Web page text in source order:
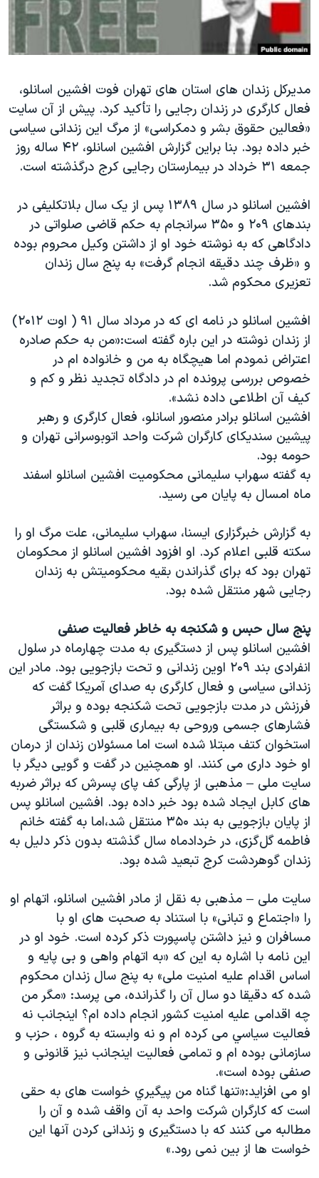
فرهنگ و زندگی
حقوق شهروندی
علم و فناوری
اسرائیل در جنگ
گالری عکس
آرشیو پخش زنده
مستندها
انتخابات ریاست جمهوری آمریکا ۲۰۲۴
رمز مهسا
ورزش زنان در ایران
اعتراضات زن، زندگی، آزادی
مجموعه مستندهای دادخواهی
دادگاه حمید نوری
چهل سال گروگان‌گیری
قانون شفافیت دارائی کادر رهبری ایران
اسرائیل در جنگ
نرگس محمدی برنده جایزه نوبل صلح
همایش محافظه‌کاران آمریکا «سی‌پک»
صفحه‌های ویژه
سفر پرزیدنت ترامپ به چین
دنبال کنید
زبانهای مختلف
مدیرکل زندان های استان های تهران فوت افشین اسانلو،
فعال کارگری در زندان رجایی را تأکید کرد. پیش از آن سایت
«فعالین حقوق بشر و دمکراسی» از مرگ این زندانی سیاسی
خبر داده بود. بنا براین گزارش افشین اسانلو، ۴۲ ساله روز
جمعه ۳۱ خرداد در بیمارستان رجایی کرج درگذشته است.
افشین اسانلو در سال ۱۳۸۹ پس از یک سال بلاتکلیفی در
بندهای ۲۰۹ و ۳۵۰ سرانجام به حکم قاضی صلواتی در
دادگاهی که به نوشته خود او از داشتن وكيل محروم بوده
و «ظرف چند دقيقه انجام گرفت» به پنج سال زندان
تعزیری محکوم شد.
افشین اسانلو در نامه ای که در مرداد سال ۹۱ ( اوت ۲۰۱۲)
از زندان نوشته در این باره گفته است:«من به حكم صادره
اعتراض نمودم اما هيچگاه به من و خانواده ام در
خصوص بررسى پرونده ام در دادگاه تجديد نظر و كم و
كيف آن اطلاعى داده نشد».
افشین اسانلو برادر منصور اسانلو، فعال کارگری و رهبر
پیشین سندیکای کارگران شرکت واحد اتوبوسرانی تهران و
حومه بود.
به گفته سهراب سلیمانی محکومیت افشین اسانلو اسفند
ماه امسال به پایان می رسید.
به گزارش خبرگزاری ایسنا، سهراب سلیمانی، علت مرگ او را
سکته قلبی اعلام کرد. او افزود افشین اسانلو از محکومان
تهران بود که برای گذراندن بقیه محکومیتش به زندان
رجایی شهر منتقل شده بود.
پنج سال حبس و شکنجه به خاطر فعالیت صنفی
افشین اسانلو پس از دستگیری به مدت چهارماه در سلول
انفرادی بند ۲۰۹ اوین زندانی و تحت بازجویی بود. مادر این
زندانی سیاسی و فعال کارگری به صدای آمریکا گفت که
فرزنش در مدت بازجویی تحت شکنجه بوده و براثر
فشارهای جسمی وروحی به بیماری قلبی و شکستگی
استخوان کتف مبتلا شده است اما مسئولان زندان از درمان
او خود داری می کنند. او همچنین در گفت و گویی دیگر با
سایت ملی – مذهبی از پارگی کف پای پسرش که براثر ضربه
های کابل ایجاد شده بود خبر داده بود. افشین اسانلو پس
از پایان بازجویی به بند ۳۵۰ منتقل شد،اما به گفته خانم
فاطمه گل‌گزی، در خردادماه سال گذشته بدون ذکر دلیل به
زندان گوهردشت کرج تبعید شده بود.
سایت ملی – مذهبی به نقل از مادر افشین اسانلو، اتهام او
را «اجتماع و تبانی» با استناد به صحبت های او با
مسافران و نیز داشتن پاسپورت ذکر کرده است. خود او در
این نامه با اشاره به این که «به اتهام واهى و بى پايه و
اساس اقدام علیه امنیت ملی» به پنج سال زندان محكوم
شده كه دقيقا دو سال آن را گذرانده، می پرسد: «مگر من
چه اقدامى عليه امنيت كشور انجام داده ام؟ اينجانب نه
فعاليت سياسي می كرده ام و نه وابسته به گروه ، حزب و
سازمانى بوده ام و تمامى فعاليت اينجانب نيز قانونى و
صنفى بوده است».
او می افزاید:«تنها گناه من پيگيري خواست هاى به حقى
است كه كارگران شركت واحد به آن واقف شده و آن را
مطالبه می كنند كه با دستگيری و زندانی کردن آنها اين
خواست ها از بين نمی رود.»